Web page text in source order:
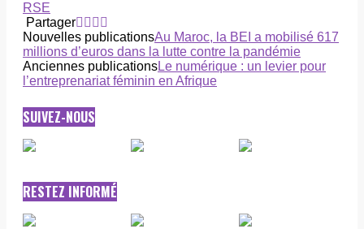
RSE
Partager
Nouvelles publicationsAu Maroc, la BEI a mobilisé 617
millions d’euros dans la lutte contre la pandémie
Anciennes publicationsLe numérique : un levier pour
l’entreprenariat féminin en Afrique
SUIVEZ-NOUS
RESTEZ INFORMÉ